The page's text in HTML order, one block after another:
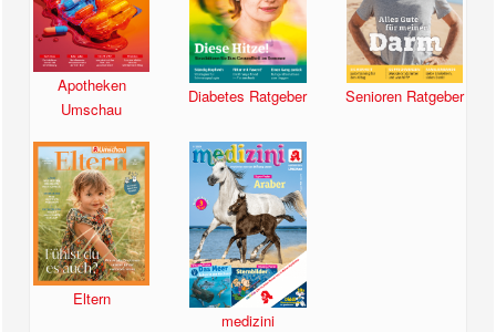
Apotheken
Umschau
Diabetes Ratgeber Senioren Ratgeber
Eltern
medizini